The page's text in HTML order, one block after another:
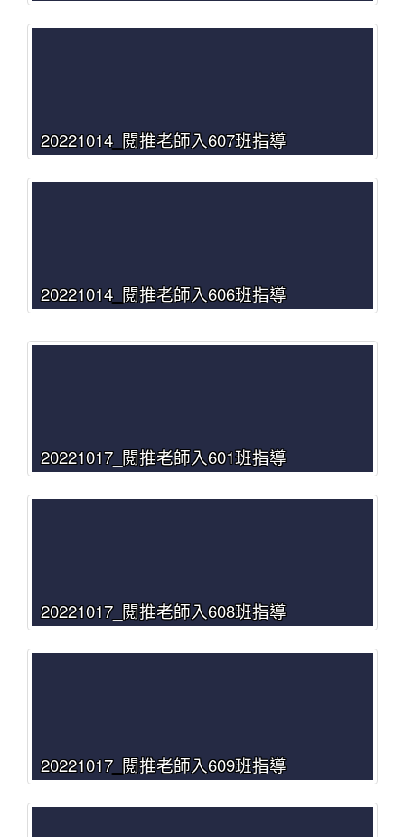
20221014_閱推老師入607班指導
20221014_閱推老師入606班指導
20221017_閱推老師入601班指導
20221017_閱推老師入608班指導
20221017_閱推老師入609班指導